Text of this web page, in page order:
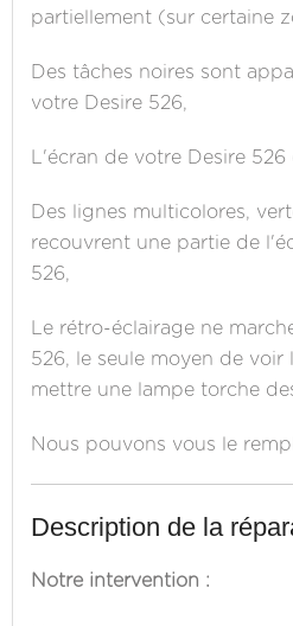
partiellement (sur certaine
Des tâches noires sont
votre Desire 526,
L'écran de votre Desire
Des lignes multicolores,
recouvrent une partie de
526,
Le rétro-éclairage ne
526, le seule moyen de voir
mettre une lampe torche
Nous pouvons vous le
Description de la
Notre intervention :